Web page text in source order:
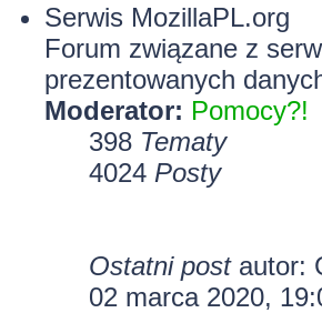
Serwis MozillaPL.org
Forum związane z
prezentowanych
Moderator: Pomocy?!
398 Tematy
4024 Posty
Ostatni postautor:
02 marca 2020,